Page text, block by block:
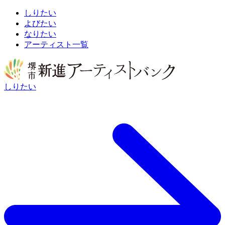
しりたい
よびたい
なりたい
アーティスト一覧
しりたい